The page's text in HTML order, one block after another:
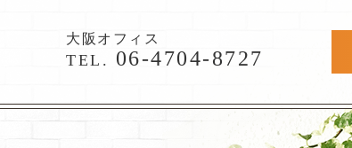
大阪オフィス
TEL. 06-4704-8727